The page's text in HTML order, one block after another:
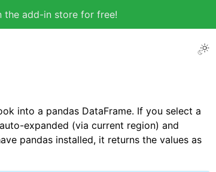
add-in store for free!
into a pandas DataFrame. If you select a
expanded (via current region) and
pandas installed, it returns the values as